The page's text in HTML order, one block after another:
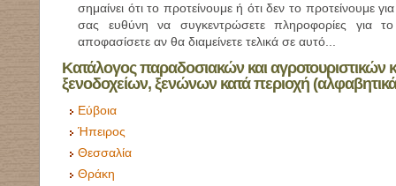
σημαίνει ότι το προτείνουμε ή ότι δεν το προτείνουμε
σας ευθύνη να συγκεντρώσετε πληροφορίες για
αποφασίσετε αν θα διαμείνετε τελικά σε αυτό...
Κατάλογος παραδοσιακών και αγροτουριστικών
ξενοδοχείων, ξενώνων κατά περιοχή
Εύβοια
Ήπειρος
Θεσσαλία
Θράκη